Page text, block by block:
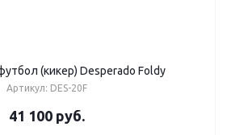
(кикер) Desperado Foldy
Артикул: DES-20F
41 100 руб.